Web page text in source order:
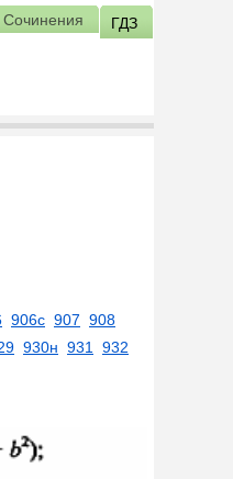
Сочинения ГДЗ
906с 907 908
930н 931
932